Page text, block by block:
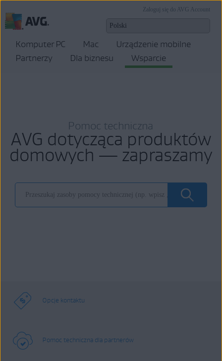
Zaloguj się do AVG Account
Komputer PC Mac
Urządzenie mobilne
Partnerzy
Dla biznesu Wsparcie
Pomoc techniczna
AVG dotycząca produktów
domowych — zapraszamy
Opcje kontaktu
Pomoc techniczna dla partnerów